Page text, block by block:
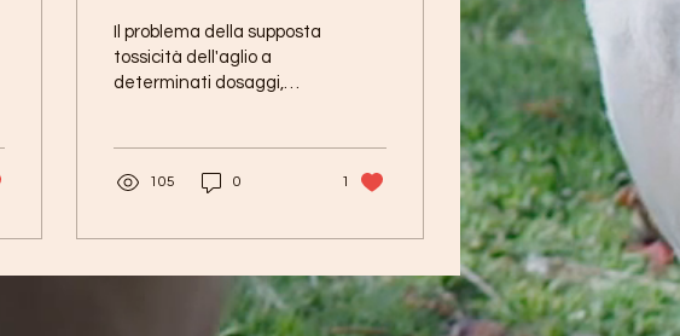
nell'alimentazione
del cane:
rischi/benefici
Il problema della supposta
tossicità dell'aglio a
determinati dosaggi,
105 0 1